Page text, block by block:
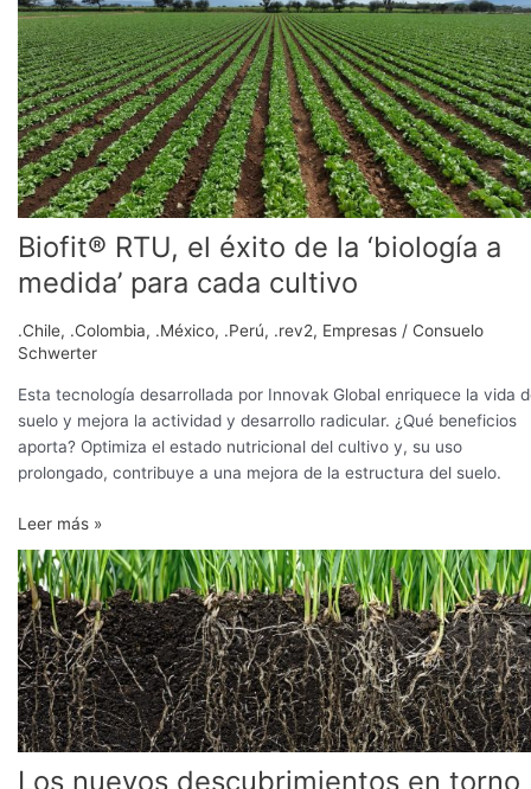
Biofit® RTU, el éxito de la ‘biología a
medida’ para cada cultivo
.Chile, .Colombia, .México, .Perú, .rev2, Empresas / Consuelo
Schwerter
Esta tecnología desarrollada por Innovak Global enriquece la vida
suelo y mejora la actividad y desarrollo radicular. ¿Qué beneficios
aporta? Optimiza el estado nutricional del cultivo y, su uso
prolongado, contribuye a una mejora de la estructura del suelo.
éxito
de
la
‘biología
a
medida’
para
cada
cultivo
Leer más »
Los nuevos descubrimientos en torno
Los
nuevos
descubrimientos
en
torno
al
microbioma,
la
comunidad